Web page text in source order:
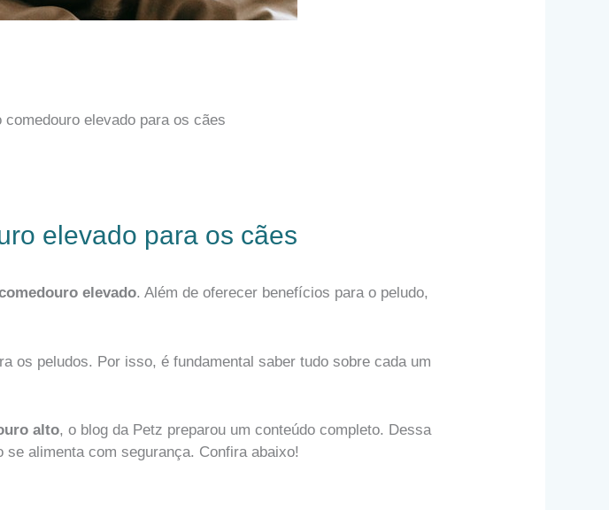
comedouro elevado para os cães
elevado para os cães
elevado. Além de oferecer benefícios para o peludo,
os peludos. Por isso, é fundamental saber tudo sobre cada um
alto, o blog da Petz preparou um conteúdo completo. Dessa
alimenta com segurança. Confira abaixo!